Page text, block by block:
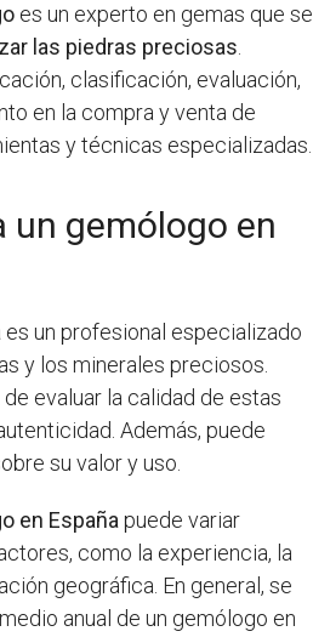
es un experto en gemas que se
las piedras preciosas
clasificación, evaluación,
en la compra y venta de
y técnicas especializadas.
un gemólogo en
es un profesional especializado
y los minerales preciosos.
evaluar la calidad de estas
Además, puede
su valor y uso.
en España puede variar
como la experiencia, la
geográfica. En general, se
anual de un gemólogo en